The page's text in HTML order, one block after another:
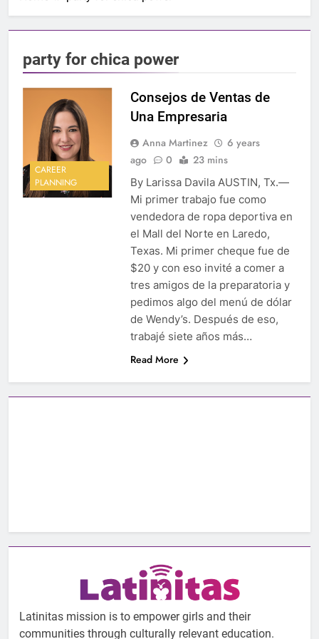
party for chica power
CAREER
PLANNING
Consejos de Ventas de
Una Empresaria
Anna Martinez
6 years
ago
0 23 mins
By Larissa Davila AUSTIN, Tx.—
Mi primer trabajo fue como
vendedora de ropa deportiva en
el Mall del Norte en Laredo,
Texas. Mi primer cheque fue de
$20 y con eso invité a comer a
tres amigos de la preparatoria y
pedimos algo del menú de dólar
de Wendy’s. Después de eso,
trabajé siete años más…
Read More
Latinitas mission is to empower girls and their
communities through culturally relevant education.